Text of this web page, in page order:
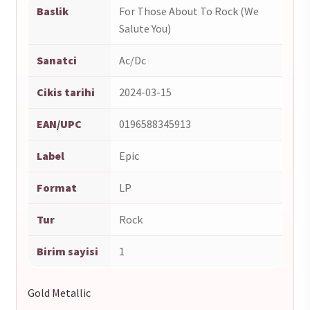
Baslik
For Those About To Rock (We
Salute You)
Sanatci Ac/Dc
Cikis tarihi 2024-03-15
EAN/UPC 0196588345913
Label Epic
Format LP
Tur Rock
Birim sayisi 1
Gold Metallic